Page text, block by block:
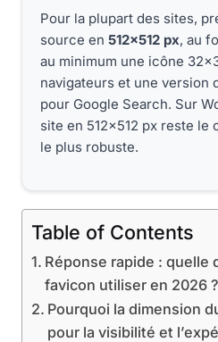
Pour la plupart des sites,
source en 512×512 px, au
au minimum une icône
navigateurs et une version
pour Google Search. Sur
site en 512×512 px reste le
le plus robuste.
Table of Contents
Réponse rapide : quelle
favicon utiliser en 2026 ?
Pourquoi la dimension
pour la visibilité et